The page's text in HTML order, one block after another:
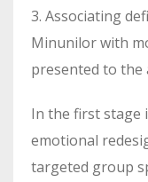
3. Associating
Minunilor with
presented to the
In the first stage
emotional
targeted group